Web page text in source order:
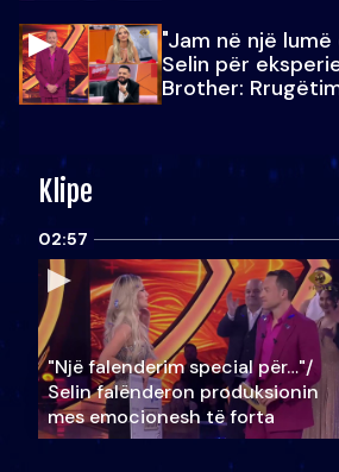
"Jam në një
Selin për
Brother:
Klipe
02:57
"Një falenderim special për…"/
Selin falënderon produksionin
mes emocionesh të forta